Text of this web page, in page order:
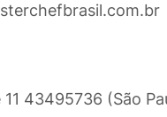
43495736 (São